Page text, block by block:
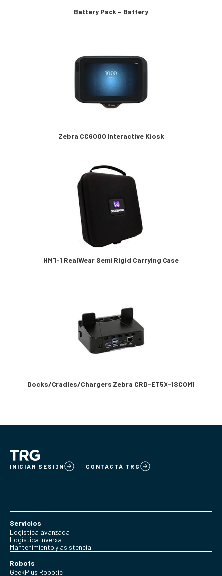
Battery Pack – Battery
Zebra CC6000 Interactive Kiosk
HMT-1 RealWear Semi Rigid Carrying Case
Docks/Cradles/Chargers Zebra CRD-ET5X-1SCOM1
INICIAR SESION CONTACTÁ TRG
Servicios
Logística avanzada
Logística inversa
Mantenimiento y asistencia
Robots
GeekPlus Robotic